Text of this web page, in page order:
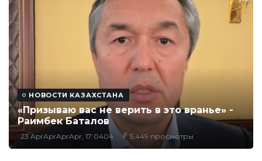
НОВОСТИ КАЗАХСТАНА
«Призываю вас не верить в это вранье» -
Раимбек Баталов
23 AprAprAprApr, 17:0404 5,449 просмотры